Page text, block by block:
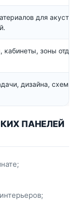
для
зоны
дизайна,
ПАНЕЛЕЙ